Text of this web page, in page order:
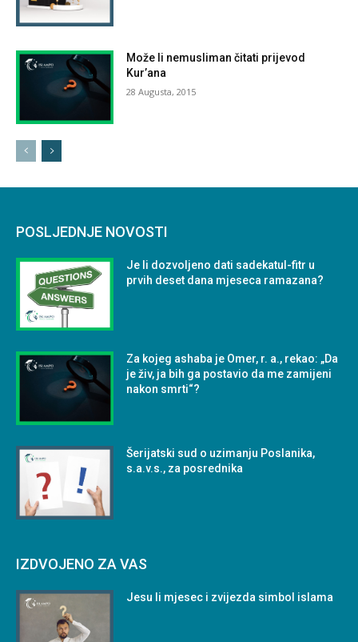
Može li nemusliman čitati prijevod
Kur’ana
28 Augusta, 2015
POSLJEDNJE NOVOSTI
Je li dozvoljeno dati sadekatul-fitr u
prvih deset dana mjeseca ramazana?
Za kojeg ashaba je Omer, r. a., rekao: „Da
je živ, ja bih ga postavio da me zamijeni
nakon smrti“?
Šerijatski sud o uzimanju Poslanika,
s.a.v.s., za posrednika
IZDVOJENO ZA VAS
Jesu li mjesec i zvijezda simbol islama